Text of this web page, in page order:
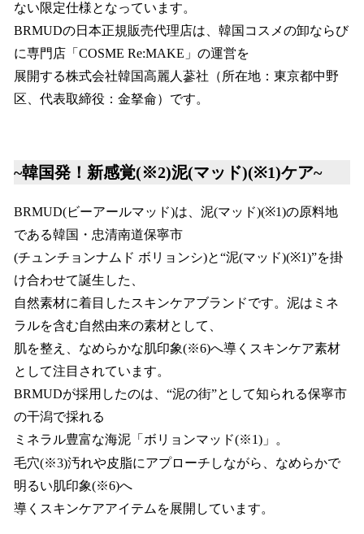
ない限定仕様となっています。
BRMUDの日本正規販売代理店は、韓国コスメの卸ならび
に専門店「COSME Re:MAKE」の運営を
展開する株式会社韓国高麗人蔘社（所在地：東京都中野
区、代表取締役：金拏侖）です。
~韓国発！新感覚(※2)泥(マッド)(※1)ケア~
BRMUD(ビーアールマッド)は、泥(マッド)(※1)の原料地
である韓国・忠清南道保寧市
(チュンチョンナムド ボリョンシ)と“泥(マッド)(※1)”を掛
け合わせて誕生した、
自然素材に着目したスキンケアブランドです。泥はミネ
ラルを含む自然由来の素材として、
肌を整え、なめらかな肌印象(※6)へ導くスキンケア素材
として注目されています。
BRMUDが採用したのは、“泥の街”として知られる保寧市
の干潟で採れる
ミネラル豊富な海泥「ボリョンマッド(※1)」。
毛穴(※3)汚れや皮脂にアプローチしながら、なめらかで
明るい肌印象(※6)へ
導くスキンケアアイテムを展開しています。